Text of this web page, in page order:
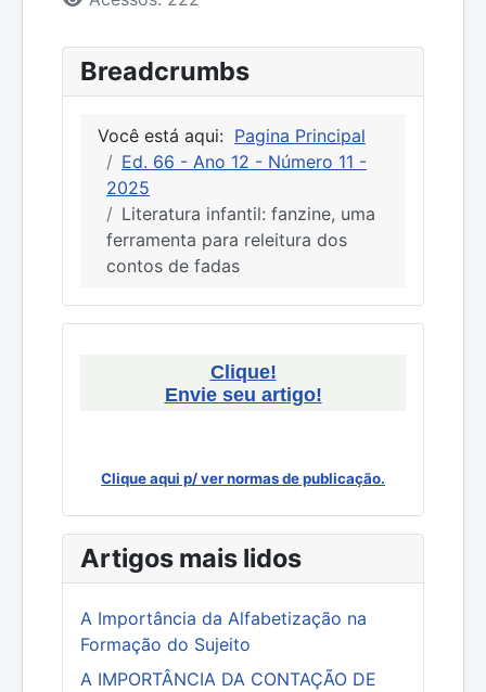
Breadcrumbs
Você está aqui: Pagina Principal
Ed. 66 - Ano 12 - Número 11 -
2025
Literatura infantil: fanzine, uma
ferramenta para releitura dos
contos de fadas
Clique!
Envie seu artigo!
Clique aqui p/ ver normas de publicação.
Artigos mais lidos
A Importância da Alfabetização na
Formação do Sujeito
A IMPORTÂNCIA DA CONTAÇÃO DE